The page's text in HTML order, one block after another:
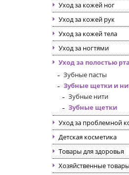
Уход за кожей ног
Уход за кожей рук
Уход за кожей тела
Уход за ногтями
Уход за полостью рта
Зубные пасты
Зубные щетки и
Зубные нити
Зубные щетки
Уход за проблемной
Детская косметика
Товары для здоровья
Хозяйственные товары